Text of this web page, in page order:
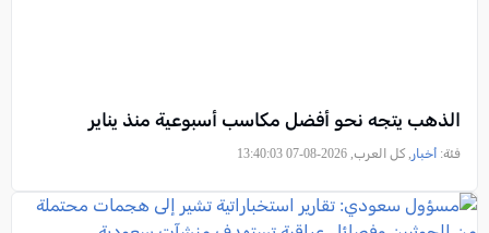
الذهب يتجه نحو أفضل مكاسب أسبوعية منذ يناير
فئة: أخبار , كل العرب, 2026-08-07 13:40:03